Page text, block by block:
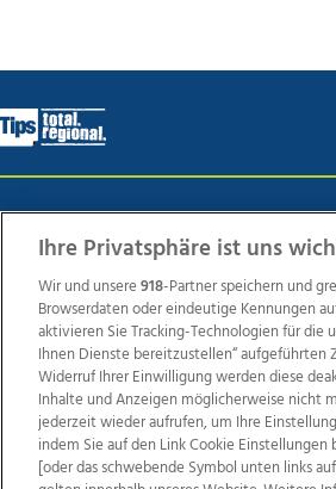
TV1 di-mog-i.at OÖNow
Ihre Privatsphäre ist uns
Wir und unsere918-Partner speichern und
Browserdaten oder eindeutige Kennungen
aktivieren Sie Tracking-Technologien für die
Ihnen Dienste bereitzustellen“ aufgeführten
Widerruf Ihrer Einwilligung werden diese
Inhalte und Anzeigen möglicherweise nicht
jederzeit wieder aufrufen, um Ihre
indem Sie auf den Link Cookie
[oder das schwebende Symbol unten links